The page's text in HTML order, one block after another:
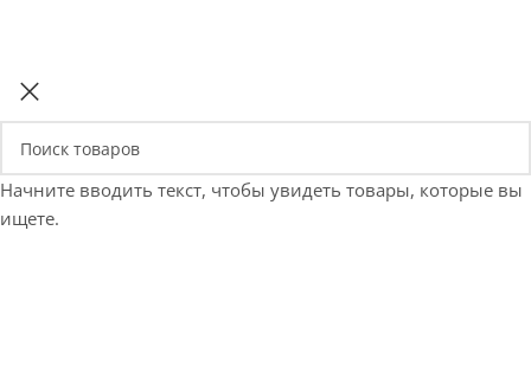
Начните вводить текст, чтобы увидеть товары, которые вы
ищете.